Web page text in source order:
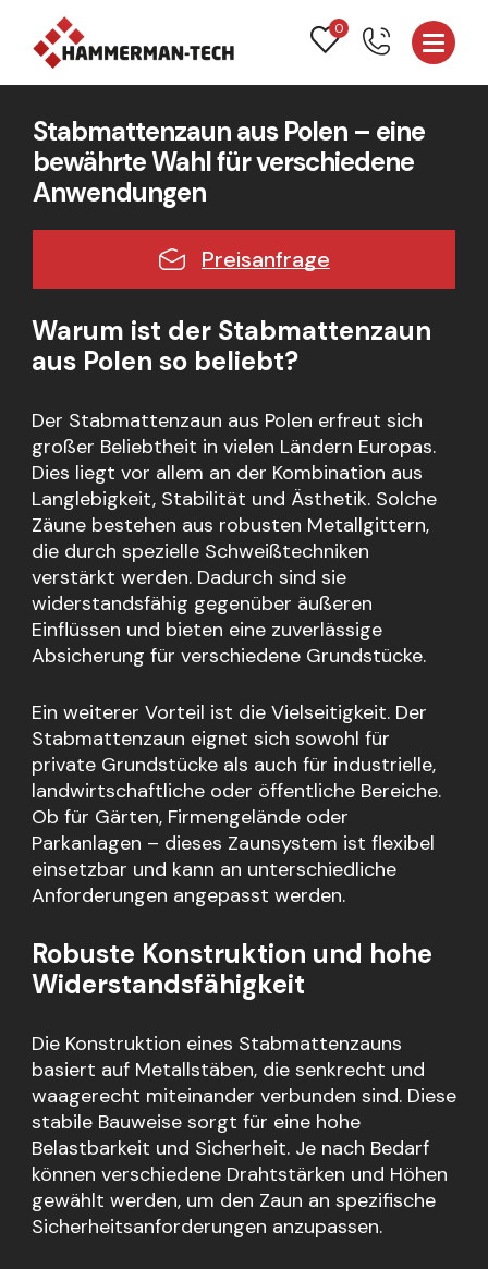
0
Stabmattenzaun aus Polen – eine
bewährte Wahl für verschiedene
Anwendungen
Preisanfrage
Warum ist der Stabmattenzaun
aus Polen so beliebt?
Der Stabmattenzaun aus Polen erfreut sich
großer Beliebtheit in vielen Ländern Europas.
Dies liegt vor allem an der Kombination aus
Langlebigkeit, Stabilität und Ästhetik. Solche
Zäune bestehen aus robusten Metallgittern,
die durch spezielle Schweißtechniken
verstärkt werden. Dadurch sind sie
widerstandsfähig gegenüber äußeren
Einflüssen und bieten eine zuverlässige
Absicherung für verschiedene Grundstücke.
Ein weiterer Vorteil ist die Vielseitigkeit. Der
Stabmattenzaun eignet sich sowohl für
private Grundstücke als auch für industrielle,
landwirtschaftliche oder öffentliche Bereiche.
Ob für Gärten, Firmengelände oder
Parkanlagen – dieses Zaunsystem ist flexibel
einsetzbar und kann an unterschiedliche
Anforderungen angepasst werden.
Robuste Konstruktion und hohe
Widerstandsfähigkeit
Die Konstruktion eines Stabmattenzauns
basiert auf Metallstäben, die senkrecht und
waagerecht miteinander verbunden sind. Diese
stabile Bauweise sorgt für eine hohe
Belastbarkeit und Sicherheit. Je nach Bedarf
können verschiedene Drahtstärken und Höhen
gewählt werden, um den Zaun an spezifische
Sicherheitsanforderungen anzupassen.